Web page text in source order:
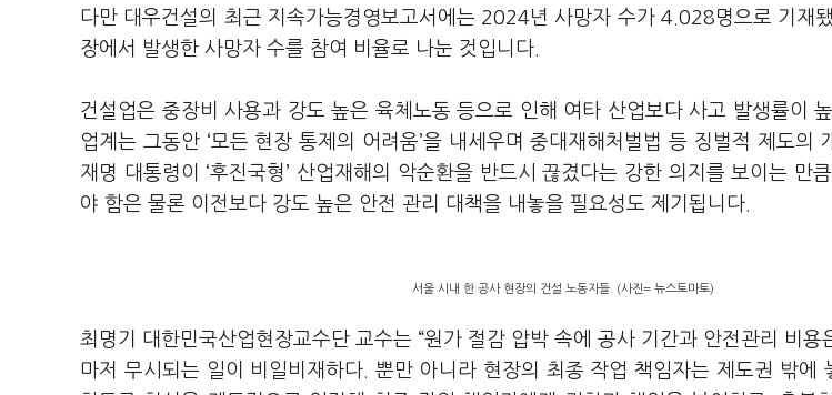
다만 대우건설의 최근 지속가능경영보고서에는 2024년 사망자 수가 4.028명으로 기재
장에서 발생한 사망자 수를 참여 비율로 나눈 것입니다.
건설업은 중장비 사용과 강도 높은 육체노동 등으로 인해 여타 산업보다 사고 발생률이
업계는 그동안 ‘모든 현장 통제의 어려움’을 내세우며 중대재해처벌법 등 징벌적 제도의
재명 대통령이 ‘후진국형’ 산업재해의 악순환을 반드시 끊겼다는 강한 의지를 보이는 만
야 함은 물론 이전보다 강도 높은 안전 관리 대책을 내놓을 필요성도 제기됩니다.
서울 시내 한 공사 현장의 건설 노동자들. (사진= 뉴스토마토)
최명기 대한민국산업현장교수단 교수는 “원가 절감 압박 속에 공사 기간과 안전관리 비용
마저 무시되는 일이 비일비재하다. 뿐만 아니라 현장의 최종 작업 책임자는 제도권 밖에